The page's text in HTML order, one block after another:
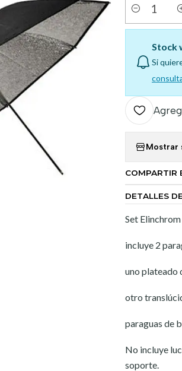
Cantidad
Stock
Si
Mostrar
COMPARTIR
DETALLES
Set Elinchrom
incluye 2
uno plateado
otro
paraguas de
No incluye
soporte.